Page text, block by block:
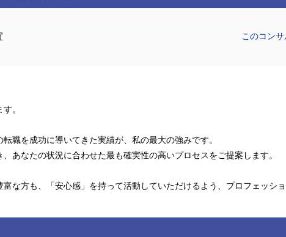
このコン
。
職を成功に導いてきた実績が、私の最大の強みです。
あなたの状況に合わせた最も確実性の高いプロセスをご提案します。
な方も、「安心感」を持って活動していただけるよう、プロフェッシ